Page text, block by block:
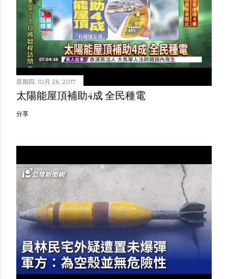
星期四, 10月 26, 2017
太陽能屋頂補助4成 全民種電
分享